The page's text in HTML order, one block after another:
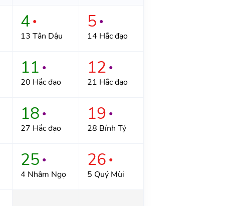
4 ●
13 Tân Dậu
5 ●
14 Hắc đạo
11 ●
20 Hắc đạo
12 ●
21 Hắc đạo
18 ●
27 Hắc đạo
19 ●
28 Bính Tý
25 ●
4 Nhâm Ngọ
26 ●
5 Quý Mùi